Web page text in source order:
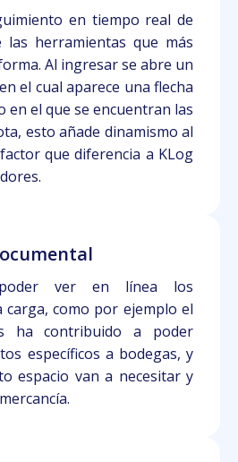
en tiempo real de
las herramientas que más
Al ingresar se abre un
el cual aparece una flecha
en el que se encuentran las
esto añade dinamismo al
que diferencia a KLog
ver en línea los
carga, como por ejemplo el
ha contribuido a poder
específicos a bodegas, y
espacio van a necesitar y